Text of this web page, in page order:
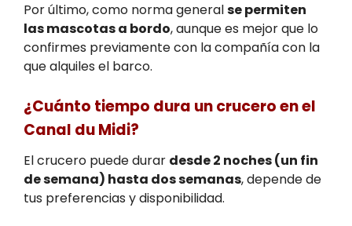
Por último, como norma generalse permiten
las mascotas a bordo, aunque es mejor que lo
confirmes previamente con la compañía con la
que alquiles el barco.
¿Cuánto tiempo dura un crucero en el
Canal du Midi?
El crucero puede durar desde 2 noches (un fin
de semana) hasta dos semanas, depende de
tus preferencias y disponibilidad.